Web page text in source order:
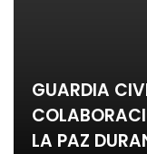
GUARDIA
LA PAZ